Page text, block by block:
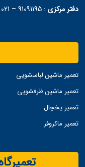
دفتر مرکزی :
91091195 – 021
تعمیر ماشین لباسشویی
تعمیر ماشین ظرفشویی
تعمیر یخچال
تعمیر ماکروفر